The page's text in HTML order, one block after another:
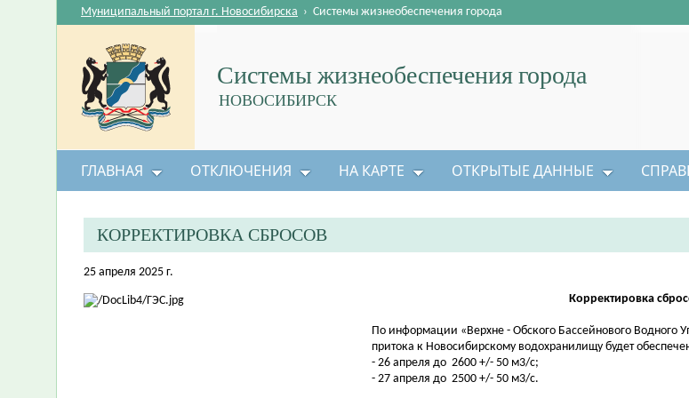
Системы жизнеобеспечения города
НОВОСИБИРСК
Муниципальный портал г. Новосибирска › Системы жизнеобеспечения города
ГЛАВНАЯ ОТКЛЮЧЕНИЯ НА КАРТЕ ОТКРЫТЫЕ ДАННЫЕ
КОРРЕКТИРОВКА СБРОСОВ
25 апреля 2025 г.
Корректировка
По информации «Верхне - Обского Бассейнового Водного
притока к Новосибирскому водохранилищу будет
- 26 апреля до 2600 +/- 50 м3/с;
- 27 апреля до 2500 +/- 50 м3/с.